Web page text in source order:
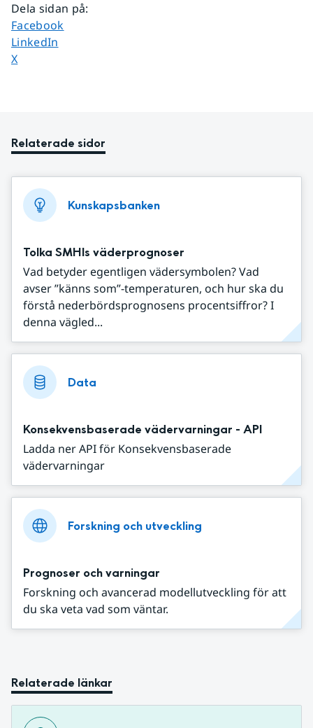
Dela sidan på:
Dela sidan på
Facebook
Dela sidan på
LinkedIn
Dela sidan på
X
Relaterade sidor
Kunskapsbanken
Tolka SMHIs väderprognoser
Vad betyder egentligen vädersymbolen? Vad
avser ”känns som”-temperaturen, och hur ska du
förstå nederbördsprognosens procentsiffror? I
denna vägled...
Data
Konsekvensbaserade vädervarningar - API
Ladda ner API för Konsekvensbaserade
vädervarningar
Forskning och utveckling
Prognoser och varningar
Forskning och avancerad modellutveckling för att
du ska veta vad som väntar.
Relaterade länkar